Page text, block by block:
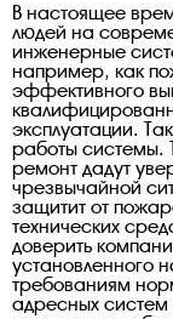
В настоящее
людей на
инженерные
например, как
эффективного
эксплуатации.
работы системы.
ремонт дадут
чрезвычайной
защитит от
технических
доверить
установленного
требованиям
адресных